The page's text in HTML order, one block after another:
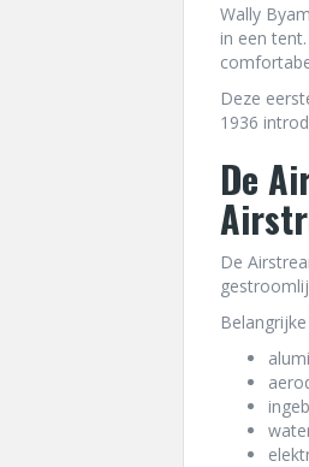
Wally
in een
Deze
1936
De
De